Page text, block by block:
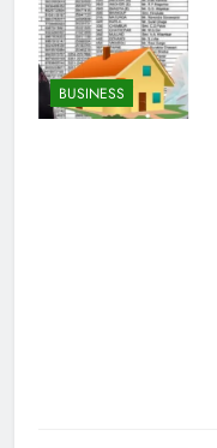
BUSINESS